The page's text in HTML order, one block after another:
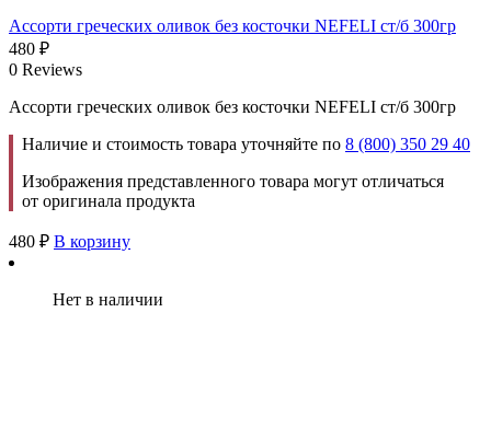
Ассорти греческих оливок без косточки NEFELI ст/б 300гр
480 ₽
0 Reviews
Ассорти греческих оливок без косточки NEFELI ст/б 300гр
Наличие и стоимость товара уточняйте по 8 (800) 350 29 40
Изображения представленного товара могут отличаться
от оригинала продукта
480 ₽ В корзину
Нет в наличии